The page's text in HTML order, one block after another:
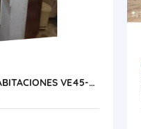
SE OFRECE EN ALQUILER HABITACIONES VE45-252ET-MCAR